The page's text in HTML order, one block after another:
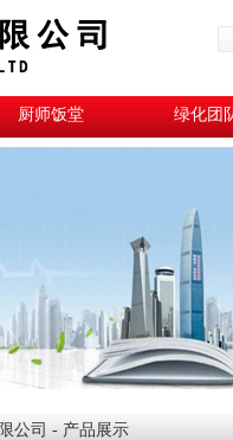
厨师饭堂 绿化团
公司 - 产品展示